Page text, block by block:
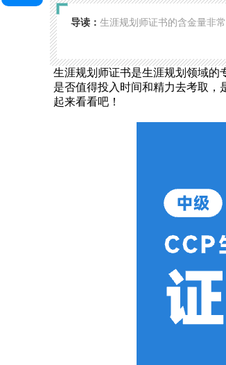
导读： 生涯规划师证书的含金量非
生涯规划师证书是生涯规划领域的
是否值得投入时间和精力去考取
起来看看吧！